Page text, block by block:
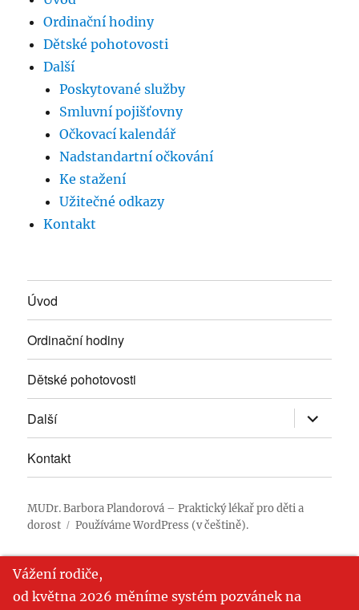
Ordinační hodiny
Dětské pohotovosti
Další
Poskytované služby
Smluvní pojišťovny
Očkovací kalendář
Nadstandartní očkování
Ke stažení
Užitečné odkazy
Kontakt
Úvod
Ordinační hodiny
Dětské pohotovosti
Další Zobrazit
položky
Kontakt
MUDr. Barbora Plandorová – Praktický lékař pro děti a
dorost
Používáme WordPress (v češtině).
Vážení rodiče,
od května 2026 měníme systém pozvánek na